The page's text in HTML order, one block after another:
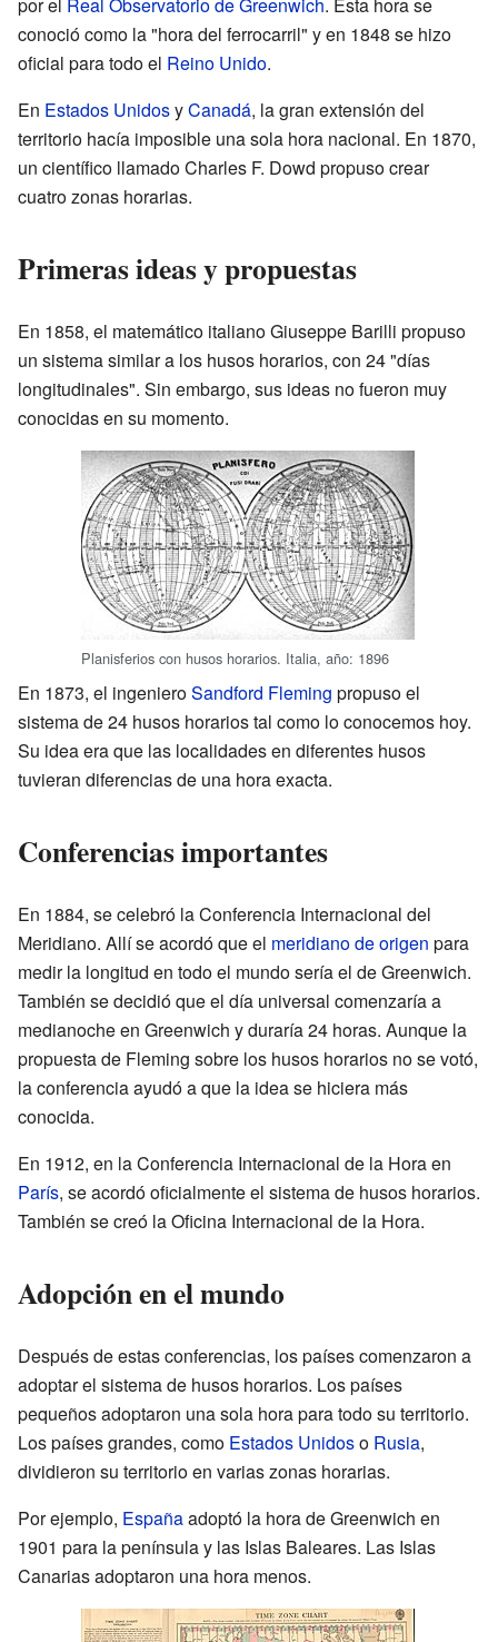
por el Real Observatorio de Greenwich. Esta hora se
conoció como la "hora del ferrocarril" y en 1848 se hizo
oficial para todo el Reino Unido.
En Estados UnidosyCanadá, la gran extensión del
territorio hacía imposible una sola hora nacional. En 1870,
un científico llamado Charles F. Dowd propuso crear
cuatro zonas horarias.
Primeras ideas y propuestas
En 1858, el matemático italiano Giuseppe Barilli propuso
un sistema similar a los husos horarios, con 24 "días
longitudinales". Sin embargo, sus ideas no fueron muy
conocidas en su momento.
Planisferios con husos horarios. Italia, año: 1896
En 1873, el ingenieroSandford Fleming propuso el
sistema de 24 husos horarios tal como lo conocemos hoy.
Su idea era que las localidades en diferentes husos
tuvieran diferencias de una hora exacta.
Conferencias importantes
En 1884, se celebró la Conferencia Internacional del
Meridiano. Allí se acordó que el meridiano de origen para
medir la longitud en todo el mundo sería el de Greenwich.
También se decidió que el día universal comenzaría a
medianoche en Greenwich y duraría 24 horas. Aunque la
propuesta de Fleming sobre los husos horarios no se votó,
la conferencia ayudó a que la idea se hiciera más
conocida.
En 1912, en la Conferencia Internacional de la Hora en
París, se acordó oficialmente el sistema de husos horarios.
También se creó la Oficina Internacional de la Hora.
Adopción en el mundo
Después de estas conferencias, los países comenzaron a
adoptar el sistema de husos horarios. Los países
pequeños adoptaron una sola hora para todo su territorio.
Los países grandes, como Estados Unidoso Rusia,
dividieron su territorio en varias zonas horarias.
Por ejemplo, Españaadoptó la hora de Greenwich en
1901 para la península y las Islas Baleares. Las Islas
Canarias adoptaron una hora menos.